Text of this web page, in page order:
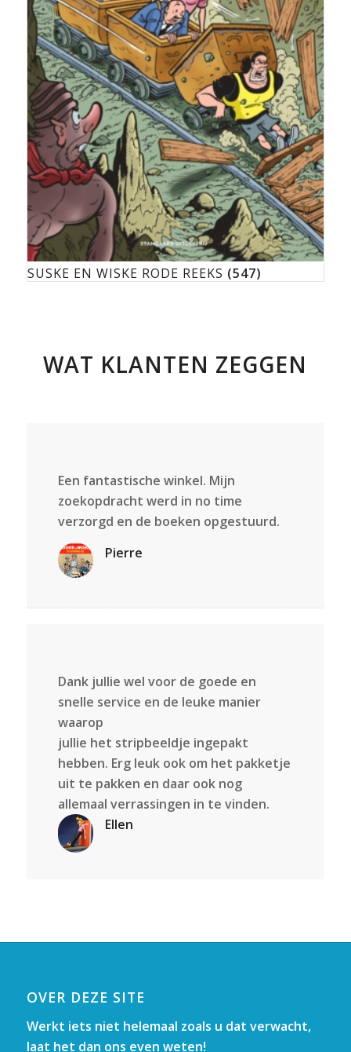
SUSKE EN WISKE RODE REEKS (547)
WAT KLANTEN ZEGGEN
Een fantastische winkel. Mijn
zoekopdracht werd in no time
verzorgd en de boeken opgestuurd.
Pierre
Dank jullie wel voor de goede en
snelle service en de leuke manier
waarop
jullie het stripbeeldje ingepakt
hebben. Erg leuk ook om het pakketje
uit te pakken en daar ook nog
allemaal verrassingen in te vinden.
Ellen
OVER DEZE SITE
Werkt iets niet helemaal zoals u dat verwacht,
laat het dan ons even weten!